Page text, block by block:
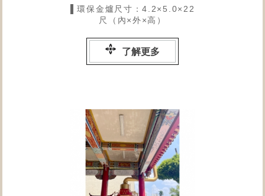
▌環保金爐尺寸：4.2×5.0×22
尺（內×外×高）
了解更多